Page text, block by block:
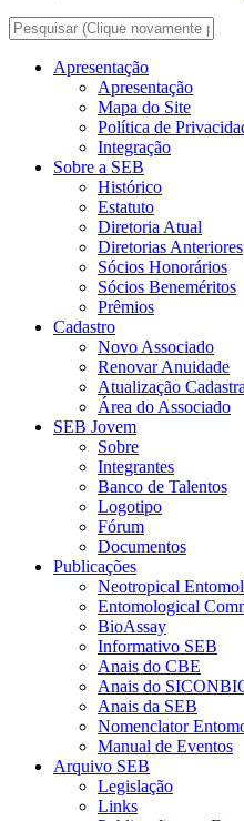
Apresentação
Apresentação
Mapa do Site
Política de
Integração
Sobre a SEB
Histórico
Estatuto
Diretoria Atual
Diretorias Anteriores
Sócios Honorários
Sócios Beneméritos
Prêmios
Cadastro
Novo Associado
Renovar Anuidade
Atualização
Área do Associado
SEB Jovem
Sobre
Integrantes
Banco de Talentos
Logotipo
Fórum
Documentos
Publicações
Neotropical
Entomological
BioAssay
Informativo SEB
Anais do CBE
Anais do
Anais da SEB
Nomenclator
Manual de Eventos
Arquivo SEB
Legislação
Links